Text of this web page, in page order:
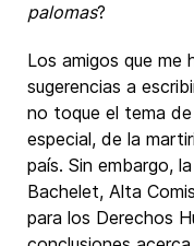
palomas?
Los amigos que me
sugerencias a
no toque el tema
especial, de la
país. Sin embargo,
Bachelet, Alta
para los Derechos